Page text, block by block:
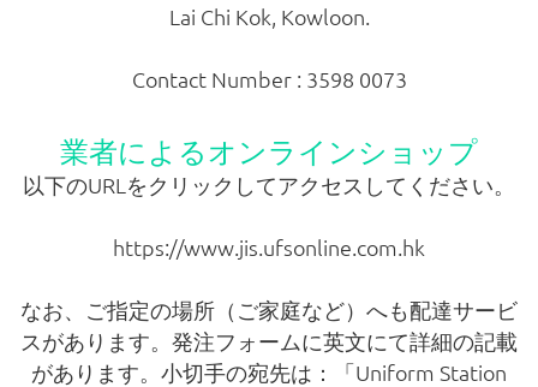
納付金一覧
教科書配布
証明書発行
Lai Chi Kok, Kowloon.
Contact Number : 3598 0073
業者によるオンラインショップ
以下のURLをクリックしてアクセスしてください。
https://www.jis.ufsonline.com.hk
なお、ご指定の場所（ご家庭など）へも配達サービ
スがあります。発注フォームに英文にて詳細の記載
があります。小切手の宛先は：「Uniform Station